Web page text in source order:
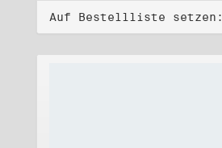
Auf Bestellliste setzen: